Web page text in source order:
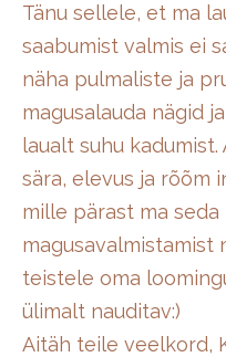
Tänu sellele, et ma
saabumist valmis ei
näha pulmaliste ja
magusalauda nägid
laualt suhu
sära, elevus ja rõõm
mille pärast ma
magusavalmistamist
teistele oma
ülimalt nauditav:)
Aitäh teile veelkord,